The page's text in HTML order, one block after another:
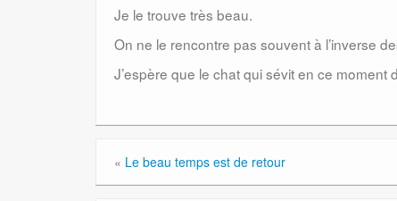
Je le trouve très beau.
On ne le rencontre pas souvent à l’inverse
J’espère que le chat qui sévit en ce moment
« Le beau temps est de retour